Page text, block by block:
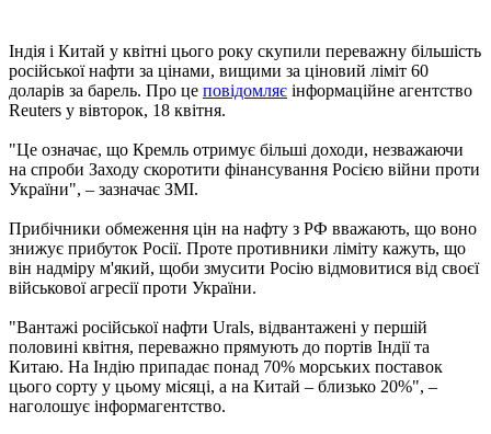
Індія і Китай у квітні цього року скупили переважну більшість
російської нафти за цінами, вищими за ціновий ліміт 60
доларів за барель. Про це повідомляє інформаційне агентство
Reuters у вівторок, 18 квітня.
"Це означає, що Кремль отримує більші доходи, незважаючи
на спроби Заходу скоротити фінансування Росією війни проти
України", – зазначає ЗМІ.
Прибічники обмеження цін на нафту з РФ вважають, що воно
знижує прибуток Росії. Проте противники ліміту кажуть, що
він надміру м'який, щоби змусити Росію відмовитися від своєї
військової агресії проти України.
"Вантажі російської нафти Urals, відвантажені у першій
половині квітня, переважно прямують до портів Індії та
Китаю. На Індію припадає понад 70% морських поставок
цього сорту у цьому місяці, а на Китай – близько 20%", –
наголошує інформагентство.